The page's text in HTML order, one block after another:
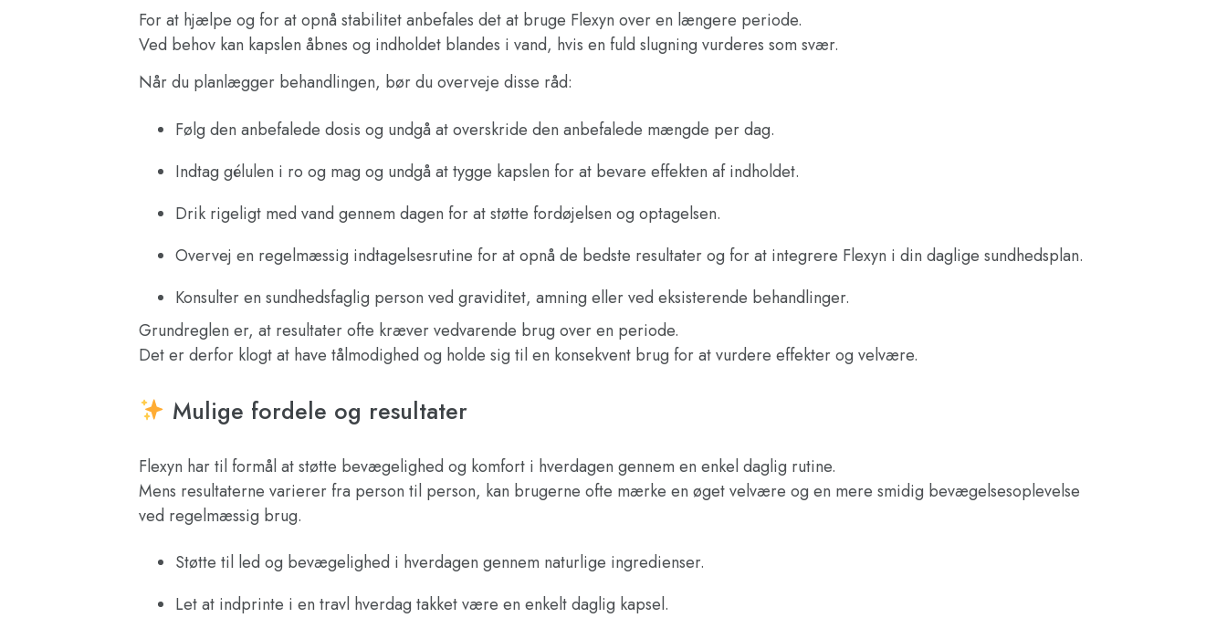
For at hjælpe og for at opnå stabilitet anbefales det at bruge Flexyn over en længere periode.
Ved behov kan kapslen åbnes og indholdet blandes i vand, hvis en fuld slugning vurderes som svær.
Når du planlægger behandlingen, bør du overveje disse råd:
Følg den anbefalede dosis og undgå at overskride den anbefalede mængde per dag.
Indtag gélulen i ro og mag og undgå at tygge kapslen for at bevare effekten af indholdet.
Drik rigeligt med vand gennem dagen for at støtte fordøjelsen og optagelsen.
Overvej en regelmæssig indtagelsesrutine for at opnå de bedste resultater og for at integrere Flexyn i din daglige sundhedsplan.
Konsulter en sundhedsfaglig person ved graviditet, amning eller ved eksisterende behandlinger.
Grundreglen er, at resultater ofte kræver vedvarende brug over en periode.
Det er derfor klogt at have tålmodighed og holde sig til en konsekvent brug for at vurdere effekter og velvære.
Mulige fordele og resultater
Flexyn har til formål at støtte bevægelighed og komfort i hverdagen gennem en enkel daglig rutine.
Mens resultaterne varierer fra person til person, kan brugerne ofte mærke en øget velvære og en mere smidig bevægelsesoplevelse
ved regelmæssig brug.
Støtte til led og bevægelighed i hverdagen gennem naturlige ingredienser.
Let at indprinte i en travl hverdag takket være en enkelt daglig kapsel.